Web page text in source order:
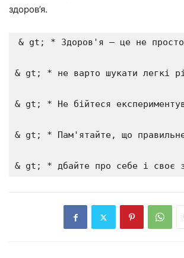
здоров’я.
& gt; * Здоров'я – це не просто
& gt; * не варто шукати легкі
& gt; * Не бійтеся
& gt; * Пам'ятайте, що
& gt; * дбайте про себе і своє